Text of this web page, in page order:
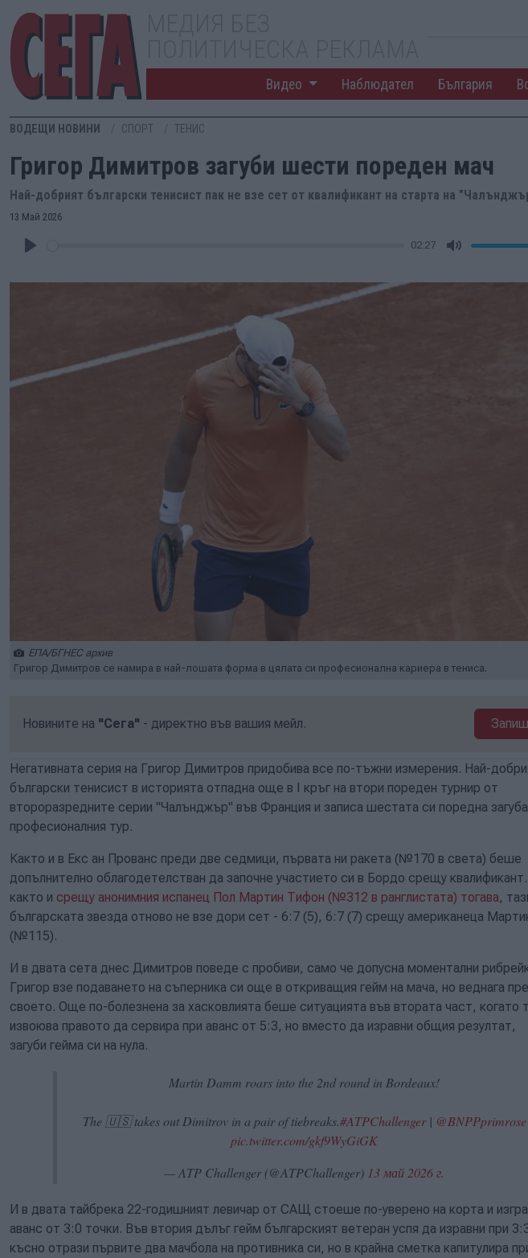
Видео Наблюдател България
ВОДЕЩИ НОВИНИ СПОРТ ТЕНИС
Григор Димитров загуби шести пореден мач
Най-добрият български тенисист пак не взе сет от квалификант на старта на
13 Май 2026
02:27
ЕПА/БГНЕС архив
Григор Димитров се намира в най-лошата форма в цялата си професионална кариера в тениса.
Новините на "Сега" - директно във вашия мейл.
Негативната серия на Григор Димитров придобива все по-тъжни измерения. Най-
български тенисист в историята отпадна още в I кръг на втори пореден турнир от
второразредните серии "Чалънджър" във Франция и записа шестата си поредна
професионалния тур.
Както и в Екс ан Прованс преди две седмици, първата ни ракета (№170 в света) беше
допълнително облагодетелстван да започне участието си в Бордо срещу
както и срещу анонимния испанец Пол Мартин Тифон (№312 в ранглистата) тогава,
българската звезда отново не взе дори сет - 6:7 (5), 6:7 (7) срещу американеца
(№115).
И в двата сета днес Димитров поведе с пробиви, само че допусна моментални
Григор взе подаването на съперника си още в откриващия гейм на мача, но веднага
своето. Още по-болезнена за хасковлията беше ситуацията във втората част, когато
извоюва правото да сервира при аванс от 5:3, но вместо да изравни общия резултат,
загуби гейма си на нула.
Martin Damm roars into the 2nd round in Bordeaux!
The 🇺🇸 takes out Dimitrov in a pair of tiebreaks.#ATPChallenger| @BNPPprimrose
pic.twitter.com/gkf9WyGiGK
— ATP Challenger (@ATPChallenger) 13 май 2026 г.
И в двата тайбрека 22-годишният левичар от САЩ стоеше по-уверено на корта и
аванс от 3:0 точки. Във втория дълъг гейм българският ветеран успя да изравни при
късно отрази първите два мачбола на противника си, но в крайна сметка капитулира